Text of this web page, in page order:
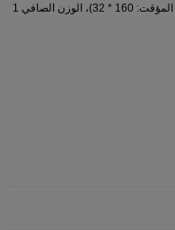
الوزن الصافي 0.5 كغ / لفة (التخزين المؤقت: 160 * 32)، الوزن الصافي 1